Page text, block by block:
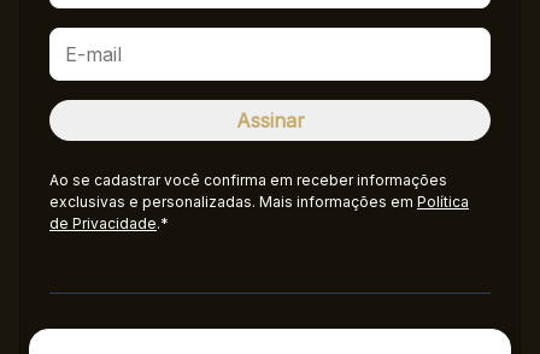
Ao se cadastrar você confirma em receber informações
exclusivas e personalizadas. Mais informações em Política
de Privacidade.*